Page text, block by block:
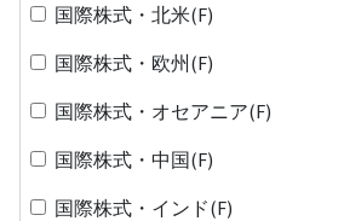
国際株式・北米(F)
国際株式・欧州(F)
国際株式・オセアニア(F)
国際株式・中国(F)
国際株式・インド(F)